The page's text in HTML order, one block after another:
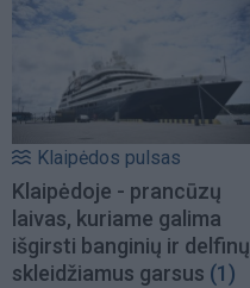
Klaipėdos pulsas
Klaipėdoje - prancūzų
laivas, kuriame galima
išgirsti banginių ir delfinų
skleidžiamus garsus (1)